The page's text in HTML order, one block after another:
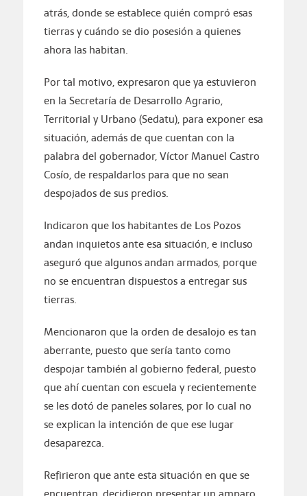
atrás, donde se establece quién compró esas
tierras y cuándo se dio posesión a quienes
ahora las habitan.
Por tal motivo, expresaron que ya estuvieron
en la Secretaría de Desarrollo Agrario,
Territorial y Urbano (Sedatu), para exponer esa
situación, además de que cuentan con la
palabra del gobernador, Víctor Manuel Castro
Cosío, de respaldarlos para que no sean
despojados de sus predios.
Indicaron que los habitantes de Los Pozos
andan inquietos ante esa situación, e incluso
aseguró que algunos andan armados, porque
no se encuentran dispuestos a entregar sus
tierras.
Mencionaron que la orden de desalojo es tan
aberrante, puesto que sería tanto como
despojar también al gobierno federal, puesto
que ahí cuentan con escuela y recientemente
se les dotó de paneles solares, por lo cual no
se explican la intención de que ese lugar
desaparezca.
Refirieron que ante esta situación en que se